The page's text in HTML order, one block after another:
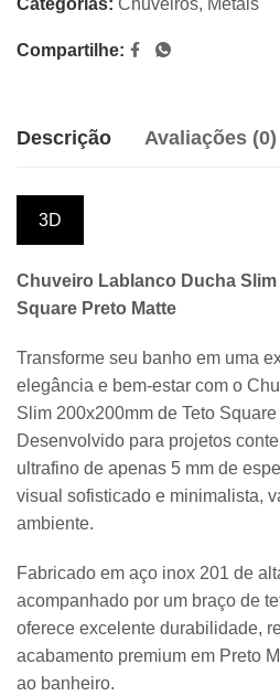
Categorias: Chuveiros, Metais
Compartilhe:
Descrição Avaliações (0)
3D
Chuveiro Lablanco Ducha Slim
Square Preto Matte
Transforme seu banho em uma
elegância e bem-estar com o
Slim 200x200mm de Teto Square
Desenvolvido para projetos
ultrafino de apenas 5 mm de
visual sofisticado e minimalista,
ambiente.
Fabricado em aço inox 201 de
acompanhado por um braço de
oferece excelente durabilidade,
acabamento premium em Preto
ao banheiro.